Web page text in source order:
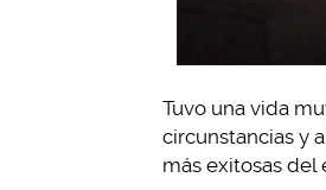
Tuvo una vida
circunstancias y
más exitosas del